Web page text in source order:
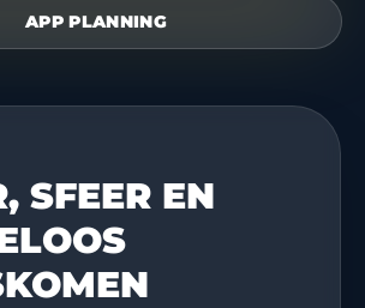
APP PLANNING
SFEER EN